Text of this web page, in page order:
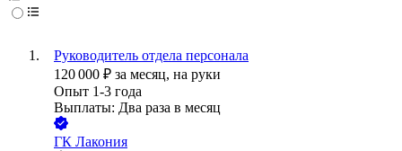
Руководитель отдела персонала
120 000 ₽ за месяц, на руки
Опыт 1-3 года
Выплаты: Два раза в месяц
ГК Лакония